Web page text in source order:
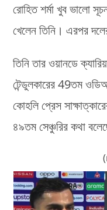
রোহিত শর্মা খুব ভালো
খেলেন তিনি। এরপর
তিনি তার ওয়ানডে
টেন্ডুলকারের 49তম
কোহলি প্রেস
৪৯তম সেঞ্চুরির কথা